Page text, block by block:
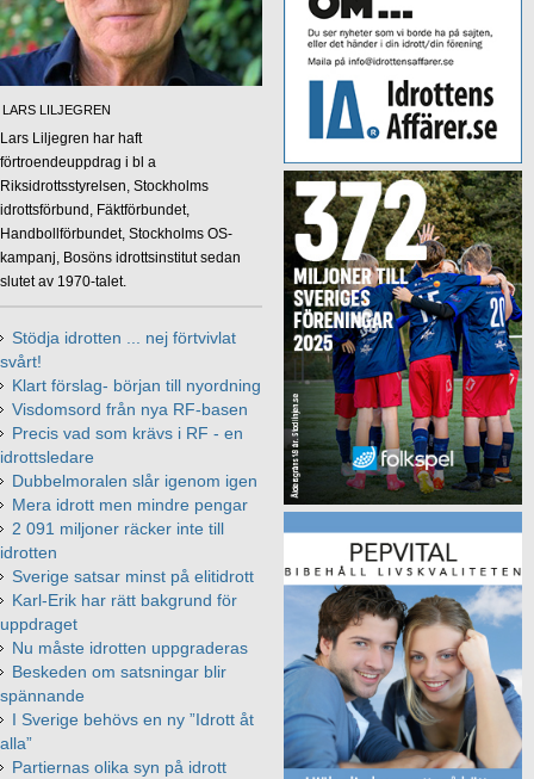
LARS LILJEGREN
Lars Liljegren har haft
förtroendeuppdrag i bl a
Riksidrottsstyrelsen, Stockholms
idrottsförbund, Fäktförbundet,
Handbollförbundet, Stockholms OS-
kampanj, Bosöns idrottsinstitut sedan
slutet av 1970-talet.
Stödja idrotten ... nej förtvivlat
svårt!
Klart förslag- början till nyordning
Visdomsord från nya RF-basen
Precis vad som krävs i RF - en
idrottsledare
Dubbelmoralen slår igenom igen
Mera idrott men mindre pengar
2 091 miljoner räcker inte till
idrotten
Sverige satsar minst på elitidrott
Karl-Erik har rätt bakgrund för
uppdraget
Nu måste idrotten uppgraderas
Beskeden om satsningar blir
spännande
I Sverige behövs en ny ”Idrott åt
alla”
Partiernas olika syn på idrott